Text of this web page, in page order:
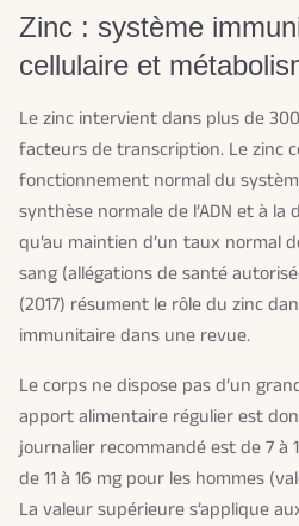
Zinc : système
cellulaire et
Le zinc intervient dans plus de
facteurs de transcription. Le zinc
fonctionnement normal du
synthèse normale de l’ADN et à la
qu’au maintien d’un taux normal
sang (allégations de santé
(2017) résument le rôle du zinc
immunitaire dans une revue.
Le corps ne dispose pas d’un
apport alimentaire régulier est
journalier recommandé est de 7 à
de 11 à 16 mg pour les hommes
La valeur supérieure s’applique